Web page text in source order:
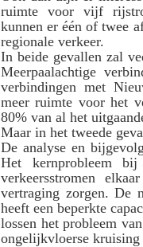
ruimte voor vijf
kunnen er één of twee
regionale verkeer.
In beide gevallen zal
Meerpaalachtige
verbindingen met
meer ruimte voor het
80% van al het
Maar in het tweede
De analyse en
Het kernprobleem
verkeersstromen
vertraging zorgen. De
heeft een beperkte
lossen het probleem
ongelijkvloerse